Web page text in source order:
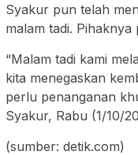
Syakur pun telah
malam tadi.
“Malam tadi kami
kita menegaskan
perlu penanganan
Syakur, Rabu (1/10/
(sumber: detik.com)